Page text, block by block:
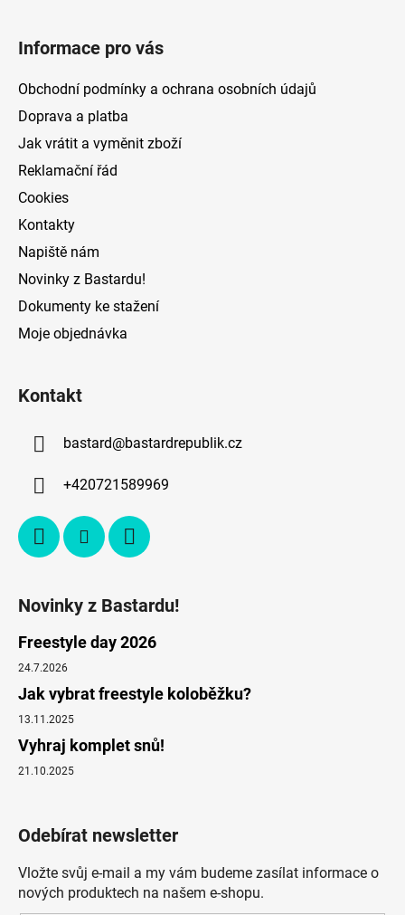
Informace pro vás
Obchodní podmínky a ochrana osobních údajů
Doprava a platba
Jak vrátit a vyměnit zboží
Reklamační řád
Cookies
Kontakty
Napiště nám
Novinky z Bastardu!
Dokumenty ke stažení
Moje objednávka
Kontakt
bastard@bastardrepublik.cz
+420721589969
Novinky z Bastardu!
Freestyle day 2026
24.7.2026
Jak vybrat freestyle koloběžku?
13.11.2025
Vyhraj komplet snů!
21.10.2025
Odebírat newsletter
Vložte svůj e-mail a my vám budeme zasílat informace o
nových produktech na našem e-shopu.